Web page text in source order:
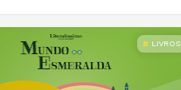
LIVROS